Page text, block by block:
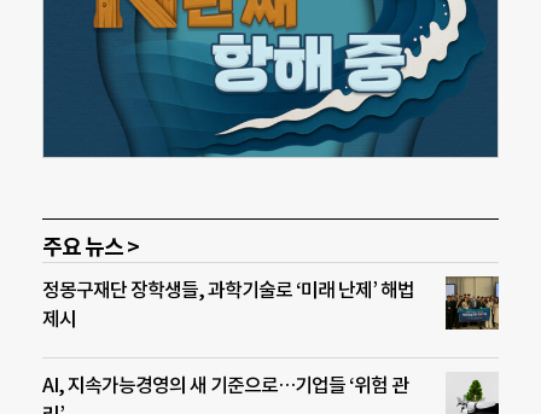
주요 뉴스 >
정몽구재단 장학생들, 과학기술로 ‘미래 난제’ 해법
제시
AI, 지속가능경영의 새 기준으로…기업들 ‘위험 관